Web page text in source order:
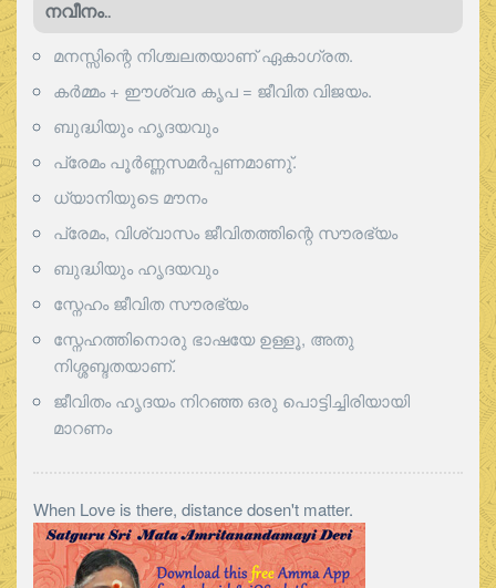
നവീനം..
മനസ്സിന്റെ നിശ്ചലതയാണ് ഏകാഗ്രത.
കർമ്മം + ഈശ്വര കൃപ = ജീവിത വിജയം.
ബുദ്ധിയും ഹൃദയവും
പ്രേമം പൂര്‍ണ്ണസമര്‍പ്പണമാണു്.
ധ്യാനിയുടെ മൗനം
പ്രേമം, വിശ്വാസം ജീവിതത്തിന്റെ സൗരഭ്യം
ബുദ്ധിയും ഹൃദയവും
സ്നേഹം ജീവിത സൗരഭ്യം
സ്നേഹത്തിനൊരു ഭാഷയേ ഉള്ളൂ, അതു
നിശ്ശബ്ദതയാണ്.
ജീവിതം ഹൃദയം നിറഞ്ഞ ഒരു പൊട്ടിച്ചിരിയായി
മാറണം
When Love is there, distance dosen't matter.